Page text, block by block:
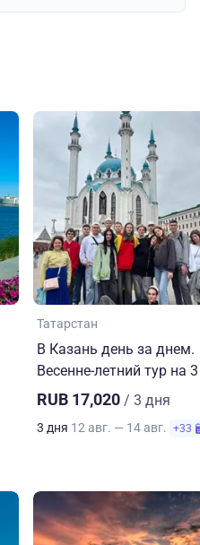
Татарстан
В Казань день за днем.
Весенне-летний тур на
RUB 17,020 / 3 дня
3 дня 12 авг. — 14 авг. +33